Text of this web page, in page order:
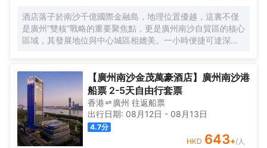
酒店落子於南沙千億國際金融島，地理位置優越，這裏不僅
是廣州“雙核”戰略的重要聚焦點，更是廣州南沙自貿區的核心
區域，其發展地位與中心城區相媲美。一小時便捷可達深
字母“A”，既展中國氣派，又含西式願景——Amazing（令人
驚歎），Astonishing（令人震撼），隱含着酒店將成為南沙
乃至全球矚目的中式美學新地標的美好期許。 酒店作為南沙
國際會展中心綜合體重要組成部分，以“木棉花開，鴻翔海
絲”之設計理念，以大灣區金融新地標之姿態，締造南沙“立足
灣區、協同港澳、面向世界”的實踐範本。
【廣州南沙金茂萬豪酒店】廣州南沙港
船票 2-5天自由行套票
香港 廣州 往返船票
出行日期: 08月12日 - 08月13日
4.7分
HKD 643+/人